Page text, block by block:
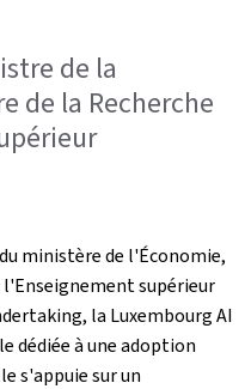
de la
de la Recherche
ministère de l'Économie,
l'Enseignement supérieur
, la Luxembourg AI
dédiée à une adoption
s'appuie sur un